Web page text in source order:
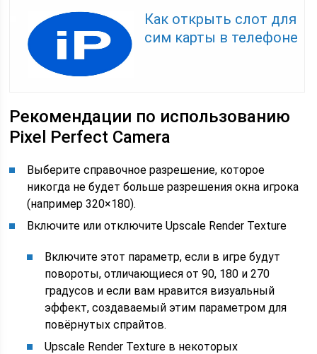
Как открыть слот для
сим карты в телефоне
Рекомендации по использованию
Pixel Perfect Camera
Выберите справочное разрешение, которое
никогда не будет больше разрешения окна игрока
(например 320×180).
Включите или отключите Upscale Render Texture
Включите этот параметр, если в игре будут
повороты, отличающиеся от 90, 180 и 270
градусов и если вам нравится визуальный
эффект, создаваемый этим параметром для
повёрнутых спрайтов.
Upscale Render Texture в некоторых